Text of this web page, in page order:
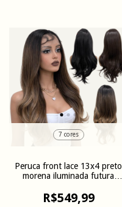
7 cores
Peruca front lace 13x4 preto
morena iluminada futura
R$549,99